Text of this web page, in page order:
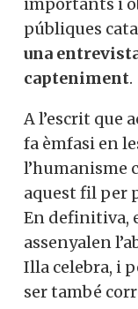
escrit al
plantejant
consideren
polítiques
li demanen
el seu
A l’escrit que
es fa èmfasi
l’humanisme
estiren
concreció. En
comunicació